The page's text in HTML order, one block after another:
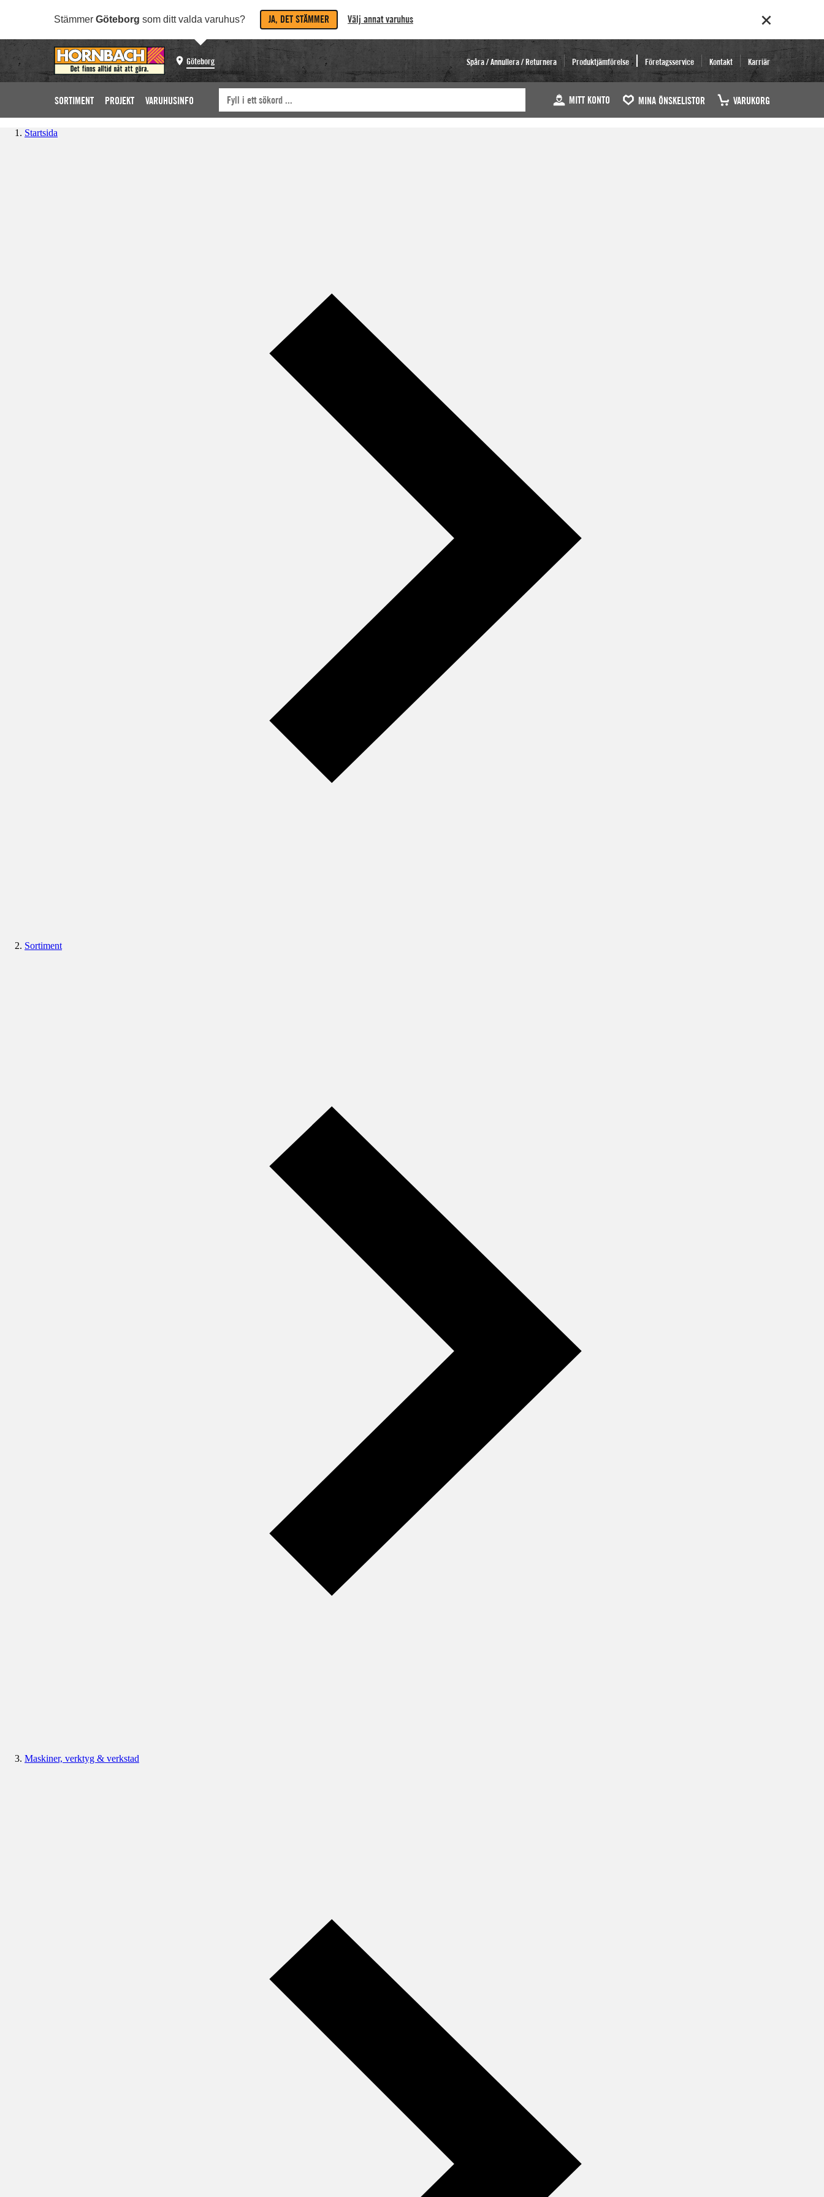
Stämmer Göteborg som ditt valda varuhus? JA, DET STÄMMER Välj annat varuhus
Göteborg Spåra / Annullera / Returnera Produktjämförelse Företagsservice Kontakt Karriär
SORTIMENT PROJEKT VARUHUSINFO MITT KONTO MINA ÖNSKELISTOR VARUKORG
Startsida
Sortiment
Maskiner, verktyg & verkstad